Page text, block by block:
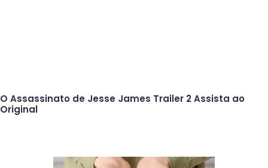
O Assassinato de Jesse James Trailer 2 Assista ao
Original